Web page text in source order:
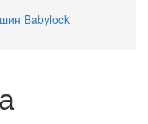
Babylock